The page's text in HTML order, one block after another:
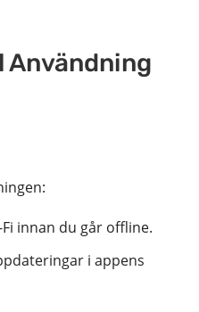
Användning
innan du går offline.
i appens